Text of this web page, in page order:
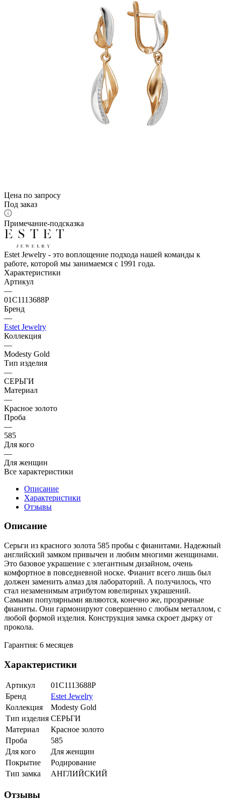
Цена по запросу
Под заказ
Примечание-подсказка
Estet Jewelry - это воплощение подхода нашей команды к
работе, которой мы занимаемся с 1991 года.
Характеристики
Артикул
—
01С1113688Р
Бренд
—
Estet Jewelry
Коллекция
—
Modesty Gold
Тип изделия
—
СЕРЬГИ
Материал
—
Красное золото
Проба
—
585
Для кого
—
Для женщин
Все характеристики
Описание
Характеристики
Отзывы
Описание
Серьги из красного золота 585 пробы с фианитами. Надежный
английский замком привычен и любим многими женщинами.
Это базовое украшение с элегантным дизайном, очень
комфортное в повседневной носке. Фианит всего лишь был
должен заменить алмаз для лабораторий. А получилось, что
стал незаменимым атрибутом ювелирных украшений.
Самыми популярными являются, конечно же, прозрачные
фианиты. Они гармонируют совершенно с любым металлом, с
любой формой изделия. Конструкция замка скроет дырку от
прокола.
Гарантия: 6 месяцев
Характеристики
Артикул
01С1113688Р
Бренд
Estet Jewelry
Коллекция
Modesty Gold
Тип изделия СЕРЬГИ
Материал
Красное золото
Проба
585
Для кого
Для женщин
Покрытие
Родирование
Тип замка
АНГЛИЙСКИЙ
Отзывы